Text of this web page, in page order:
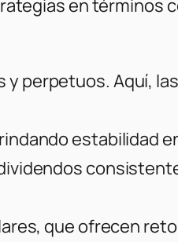
en términos
y perpetuos. Aquí,
estabilidad
que ofrecen